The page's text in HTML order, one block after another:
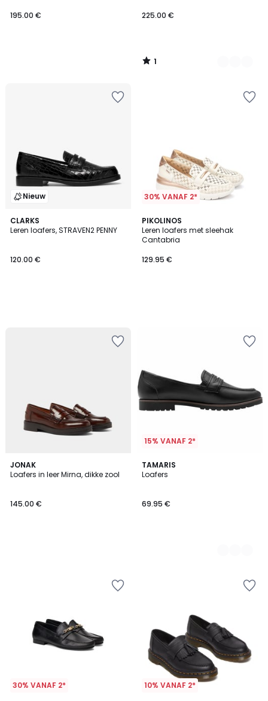
195.00 €
225.00 €
1
/
Nieuw
CLARKS
Leren loafers, STRAVEN2 PENNY
120.00 €
30% VANAF 2*
PIKOLINOS
Leren loafers met sleehak
Cantabria
129.95 €
JONAK
Loafers in leer Mirna, dikke zool
145.00 €
15% VANAF 2*
TAMARIS
Loafers
69.95 €
2
Kleuren
30% VANAF 2* 10% VANAF 2*